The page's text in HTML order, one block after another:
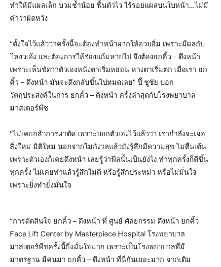
ทำให้มีแผลเล็ก บวมช้ำน้อย ฟื้นตัวไว ไร้รอยแผลบนใบหน้า…ไม่มี
คำว่าผิดหวัง
“ตั้งใจไว้แล้วว่าครั้งนี้จะต้องทำหน้าผากให้อวบอิ่ม เพราะมีผลกับ
โหงวเฮ้ง และต้องการให้ร่องแก้มหายไป จึงต้องยกคิ้ว – ดึงหน้า
เพราะเห็นชัดว่าตัวเองหนังตาเริ่มหย่อน หางตาเริ่มตก เมื่อเรา ยก
คิ้ว – ดึงหน้า มันจะดึงกลับขึ้นไปหมดเลย” ปี๊ ชูชัย บอก
วัตถุประสงค์ในการ ยกคิ้ว – ดึงหน้า ครั้งล่าสุดกับโรงพยาบาล
มาสเตอร์พีช
“ไม่เคยกลัวการผ่าตัด เพราะบอกตัวเองไว้แล้วว่า เรากำลังจะเจอ
สิ่งใหม่ มิติใหม่ นอกจากไม่กังวลแล้วยังรู้สึกมีความสุข ไม่ตื่นเต้น
เพราะตัวเองก็เคยดึงหน้า เลยรู้ว่าฟีลนั้นเป็นยังไง ทำทุกครั้งก็ดีขึ้น
ทุกครั้ง ไม่เคยทำแล้วรู้สึกไม่ดี หรือรู้สึกประหม่า หรือไม่มั่นใจ
เพราะยิ่งทำยิ่งมั่นใจ
“การตัดสินใจ ยกคิ้ว – ดึงหน้า ที่ ศูนย์ ศัลยกรรม ดึงหน้า ยกคิ้ว
Face Lift Center by Masterpiece Hospital โรงพยาบาล
มาสเตอร์พีชครั้งนี้ยิ่งมั่นใจมาก เพราะเป็นโรงพยาบาลที่มี
มาตรฐาน มีคนมา ยกคิ้ว – ดึงหน้า ที่นี่กันเยอะมาก จากเดิม